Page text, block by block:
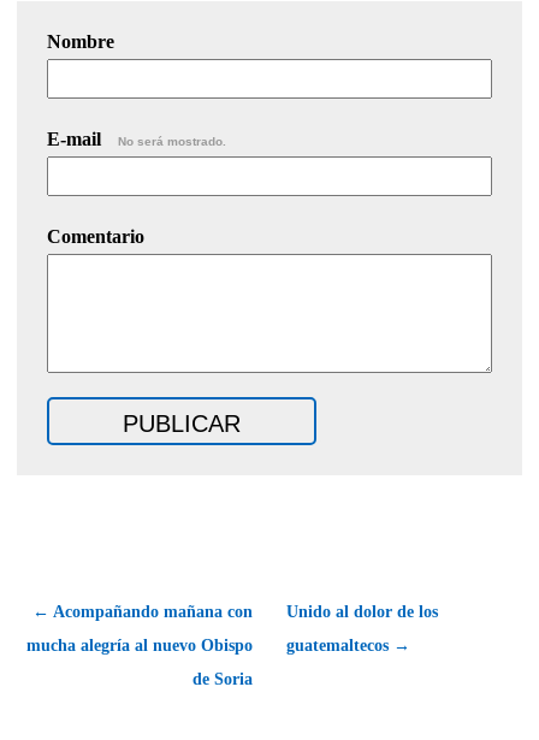
Nombre
E-mail No será mostrado.
Comentario
← Acompañando mañana con
mucha alegría al nuevo Obispo
de Soria
Unido al dolor de los
guatemaltecos →